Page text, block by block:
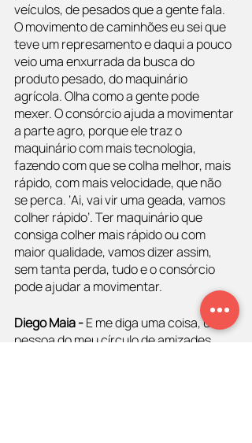
veículos, de pesados que a gente fala.
O movimento de caminhões eu sei que
teve um represamento e daqui a pouco
veio uma enxurrada da busca do
produto pesado, do maquinário
agrícola. Olha como a gente pode
mexer. O consórcio ajuda a movimentar
a parte agro, porque ele traz o
maquinário com mais tecnologia,
fazendo com que se colha melhor, mais
rápido, com mais velocidade, que não
se perca. ‘Ai, vai vir uma geada, vamos
colher rápido’. Ter maquinário que
consiga colher mais rápido ou com
maior qualidade, vamos dizer assim,
sem tanta perda, tudo e o consórcio
pode ajudar a movimentar.
Diego Maia - E me diga uma coisa, uma
pessoa do meu círculo de amizades